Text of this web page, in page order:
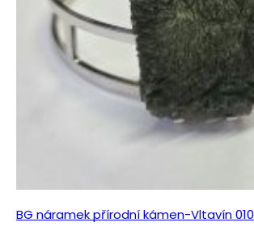
BG náramek přírodní kámen-Vltavín 010